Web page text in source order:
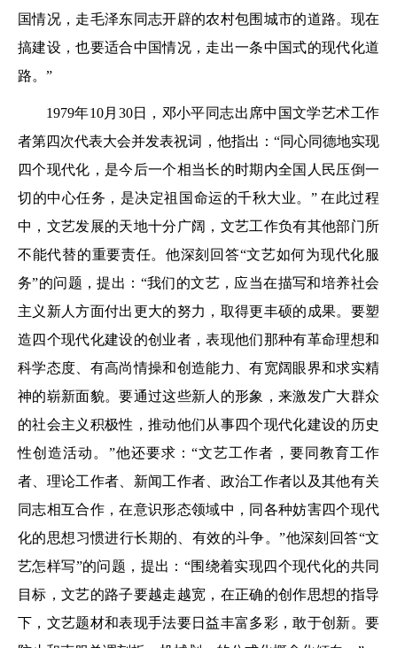
国情况，走毛泽东同志开辟的农村包围城市的道路。现在
搞建设，也要适合中国情况，走出一条中国式的现代化道
路。”
1979年10月30日，邓小平同志出席中国文学艺术工作
者第四次代表大会并发表祝词，他指出：“同心同德地实现
四个现代化，是今后一个相当长的时期内全国人民压倒一
切的中心任务，是决定祖国命运的千秋大业。” 在此过程
中，文艺发展的天地十分广阔，文艺工作负有其他部门所
不能代替的重要责任。他深刻回答“文艺如何为现代化服
务”的问题，提出：“我们的文艺，应当在描写和培养社会
主义新人方面付出更大的努力，取得更丰硕的成果。要塑
造四个现代化建设的创业者，表现他们那种有革命理想和
科学态度、有高尚情操和创造能力、有宽阔眼界和求实精
神的崭新面貌。要通过这些新人的形象，来激发广大群众
的社会主义积极性，推动他们从事四个现代化建设的历史
性创造活动。”他还要求：“文艺工作者，要同教育工作
者、理论工作者、新闻工作者、政治工作者以及其他有关
同志相互合作，在意识形态领域中，同各种妨害四个现代
化的思想习惯进行长期的、有效的斗争。”他深刻回答“文
艺怎样写”的问题，提出：“围绕着实现四个现代化的共同
目标，文艺的路子要越走越宽，在正确的创作思想的指导
下，文艺题材和表现手法要日益丰富多彩，敢于创新。要